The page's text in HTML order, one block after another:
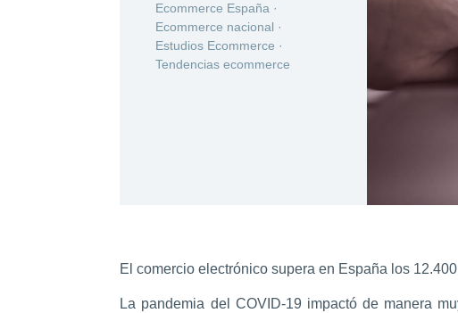
Ecommerce España ·
Ecommerce nacional ·
Estudios Ecommerce ·
Tendencias ecommerce
El comercio electrónico supera en España los
La pandemia del COVID-19 impactó de manera